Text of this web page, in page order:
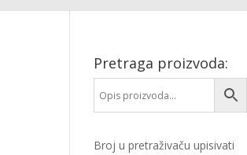
Pretraga proizvoda:
Broj u pretraživaču upisivati